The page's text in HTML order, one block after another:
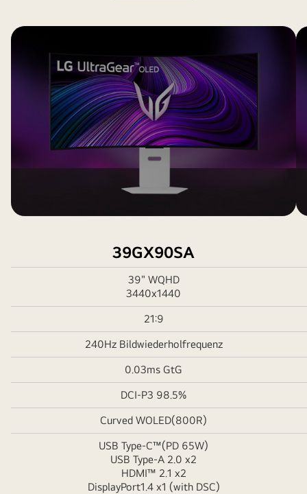
39GX90SA
39" WQHD
3440x1440
21:9
240Hz Bildwiederholfrequenz
0.03ms GtG
DCI-P3 98.5%
Curved WOLED(800R)
USB Type-C™(PD 65W)
USB Type-A 2.0 x2
HDMI™ 2.1 x2
DisplayPort1.4 x1 (with DSC)